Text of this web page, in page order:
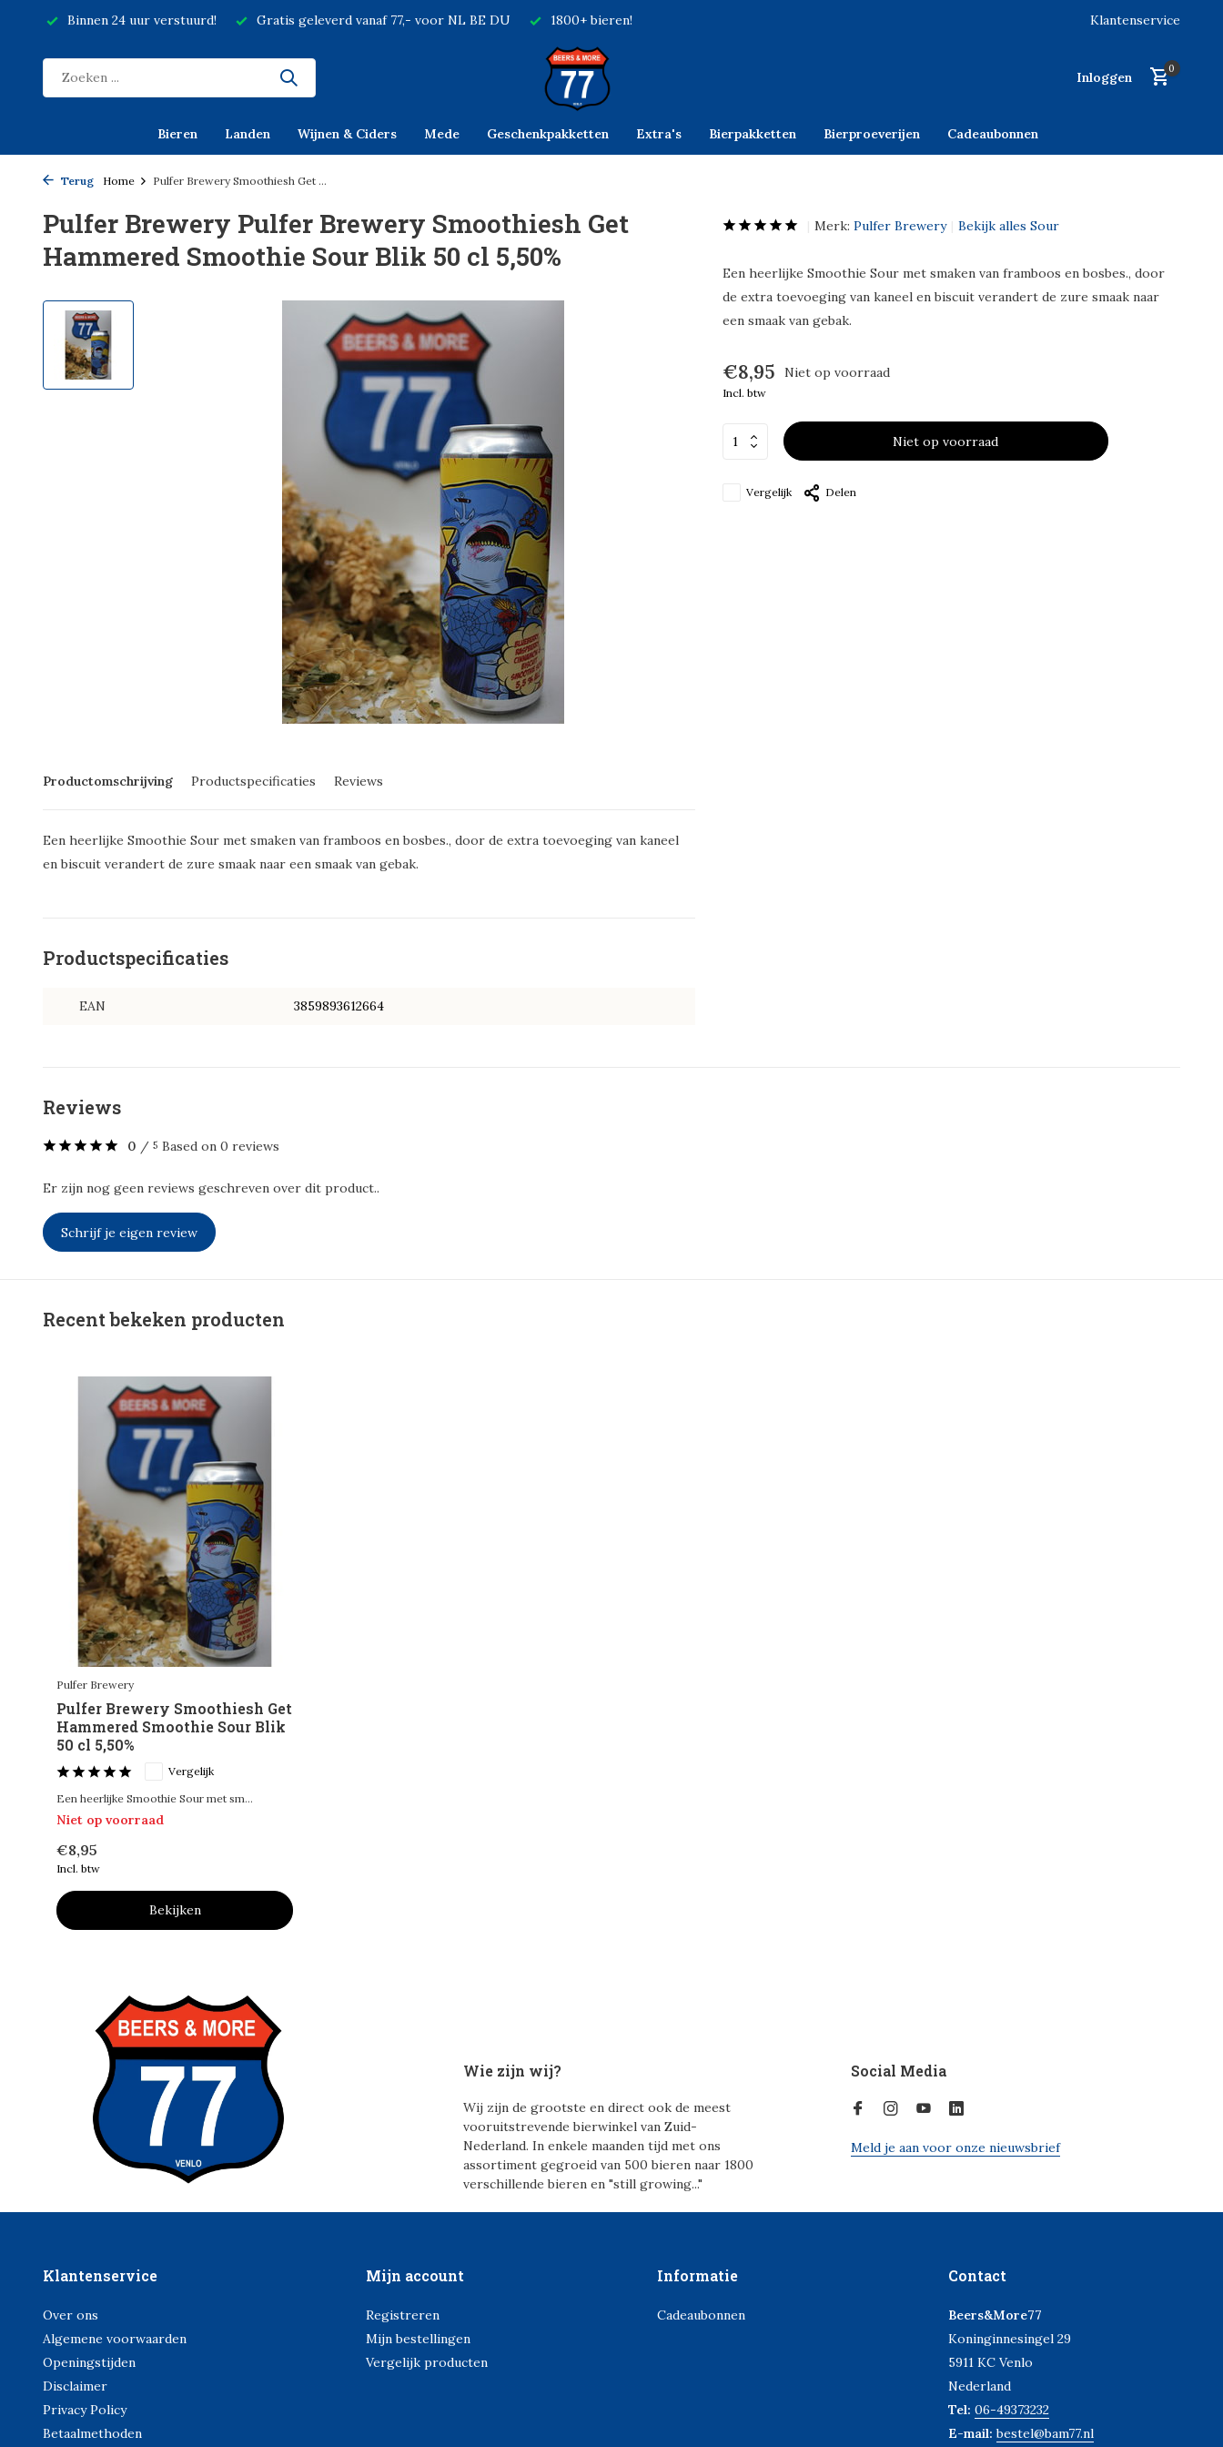
Binnen 24 uur verstuurd! Gratis geleverd vanaf 77,- voor NL BE DU 1800+ bieren! Klantenservice
Inloggen
0
Bieren Landen Wijnen & Ciders Mede Geschenkpakketten Extra's Bierpakketten Bierproeverijen Cadeaubonnen
Terug Home Pulfer Brewery Smoothiesh Get ...
Pulfer Brewery Pulfer Brewery Smoothiesh Get
Hammered Smoothie Sour Blik 50 cl 5,50%
Productomschrijving Productspecificaties Reviews
Een heerlijke Smoothie Sour met smaken van framboos en bosbes., door de extra toevoeging van kaneel
en biscuit verandert de zure smaak naar een smaak van gebak.
Productspecificaties
EAN 3859893612664
Merk: Pulfer Brewery Bekijk alles Sour
Een heerlijke Smoothie Sour met smaken van framboos en bosbes., door
de extra toevoeging van kaneel en biscuit verandert de zure smaak naar
een smaak van gebak.
€8,95 Niet op voorraad
Incl. btw
Niet op voorraad
Vergelijk Delen
Reviews
0 / 5 Based on 0 reviews
Er zijn nog geen reviews geschreven over dit product..
Schrijf je eigen review
Recent bekeken producten
Pulfer Brewery
Pulfer Brewery Smoothiesh Get
Hammered Smoothie Sour Blik
50 cl 5,50%
Vergelijk
Een heerlijke Smoothie Sour met sm...
Niet op voorraad
€8,95
Incl. btw
Bekijken
Wie zijn wij?
Wij zijn de grootste en direct ook de meest
vooruitstrevende bierwinkel van Zuid-
Nederland. In enkele maanden tijd met ons
assortiment gegroeid van 500 bieren naar 1800
verschillende bieren en "still growing..."
Social Media
Meld je aan voor onze nieuwsbrief
Klantenservice
Over ons
Algemene voorwaarden
Openingstijden
Disclaimer
Privacy Policy
Betaalmethoden
Mijn account
Registreren
Mijn bestellingen
Vergelijk producten
Informatie
Cadeaubonnen
Contact
Beers&More77
Koninginnesingel 29
5911 KC Venlo
Nederland
Tel: 06-49373232
E-mail:bestel@bam77.nl